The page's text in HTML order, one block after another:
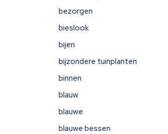
bezorgen
bieslook
bijen
bijzondere tuinplanten
binnen
blauw
blauwe
blauwe bessen